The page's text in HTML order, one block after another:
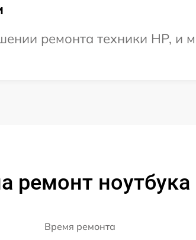
ремонта техники HP, и
ремонт ноутбука
Время ремонта